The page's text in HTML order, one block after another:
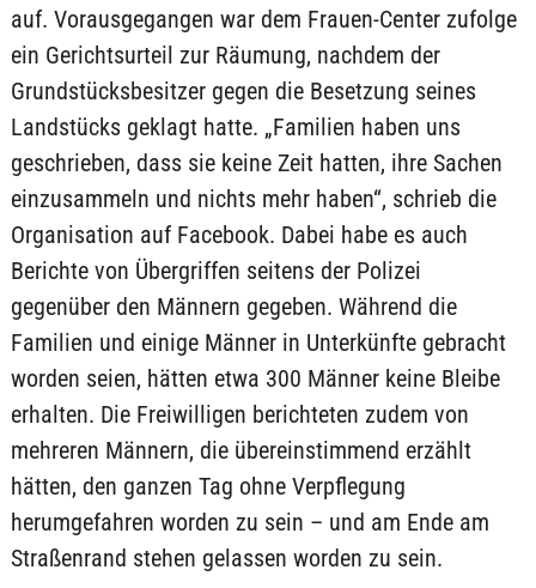
auf. Vorausgegangen war dem Frauen-Center zufolge
ein Gerichtsurteil zur Räumung, nachdem der
Grundstücksbesitzer gegen die Besetzung seines
Landstücks geklagt hatte. „Familien haben uns
geschrieben, dass sie keine Zeit hatten, ihre Sachen
einzusammeln und nichts mehr haben“, schrieb die
Organisation auf Facebook. Dabei habe es auch
Berichte von Übergriffen seitens der Polizei
gegenüber den Männern gegeben. Während die
Familien und einige Männer in Unterkünfte gebracht
worden seien, hätten etwa 300 Männer keine Bleibe
erhalten. Die Freiwilligen berichteten zudem von
mehreren Männern, die übereinstimmend erzählt
hätten, den ganzen Tag ohne Verpflegung
herumgefahren worden zu sein – und am Ende am
Straßenrand stehen gelassen worden zu sein.